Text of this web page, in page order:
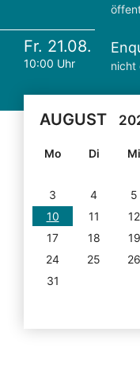
Fr. 21.08.
10:00 Uhr nicht
AUGUST
Mo Di Mi
3
4 5
10
11 12
17
18 19
24
25 26
31